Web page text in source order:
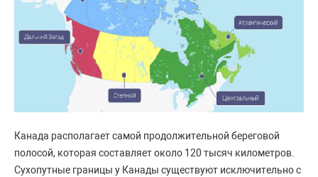
Канада располагает самой продолжительной береговой
полосой, которая составляет около 120 тысяч километров.
Сухопутные границы у Канады существуют исключительно с